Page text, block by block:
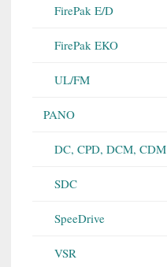
FirePak E/D
FirePak EKO
UL/FM
PANO
DC, CPD, DCM, CDM
SDC
SpeeDrive
VSR